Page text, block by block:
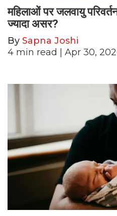
महिलाओं पर जलवायु
ज्यादा असर?
By Sapna Joshi
4 min read | Apr 30,